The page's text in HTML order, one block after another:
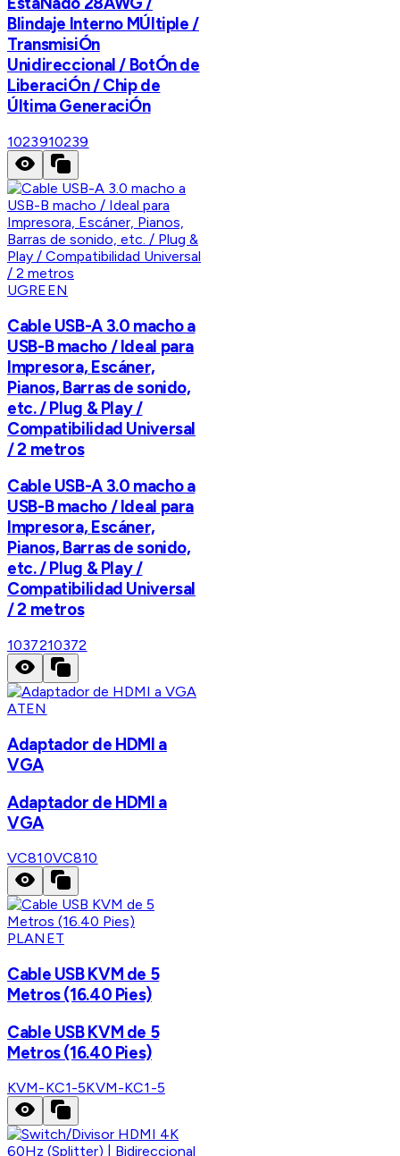
Blindaje Interno MÚltiple /
TransmisiÓn
Unidireccional / BotÓn de
LiberaciÓn / Chip de
Última GeneraciÓn
1023910239
UGREEN
Cable USB-A 3.0 macho a
USB-B macho / Ideal para
Impresora, Escáner,
Pianos, Barras de sonido,
etc. / Plug & Play /
Compatibilidad Universal
/ 2 metros
Cable USB-A 3.0 macho a
USB-B macho / Ideal para
Impresora, Escáner,
Pianos, Barras de sonido,
etc. / Plug & Play /
Compatibilidad Universal
/ 2 metros
1037210372
ATEN
Adaptador de HDMI a
VGA
Adaptador de HDMI a
VGA
VC810VC810
PLANET
Cable USB KVM de 5
Metros (16.40 Pies)
Cable USB KVM de 5
Metros (16.40 Pies)
KVM-KC1-5KVM-KC1-5